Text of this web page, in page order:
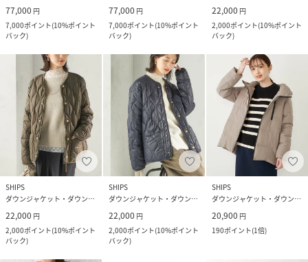
77,000 円
7,000ポイント(10%ポイント
バック)
77,000 円
7,000ポイント(10%ポイント
バック)
22,000 円
2,000ポイント(10%ポイント
バック)
SHIPS
ダウンジャケット・ダウンベスト
22,000 円
2,000ポイント(10%ポイント
バック)
SHIPS
ダウンジャケット・ダウンベスト
22,000 円
2,000ポイント(10%ポイント
バック)
SHIPS
ダウンジャケット・ダウンベスト
20,900 円
190ポイント(1倍)